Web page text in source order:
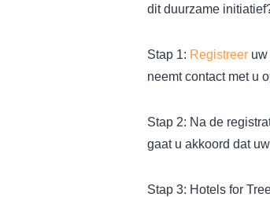
dit duurzame
Stap 1: Registreer
neemt contact met u
Stap 2: Na de
gaat u akkoord dat
Stap 3: Hotels for